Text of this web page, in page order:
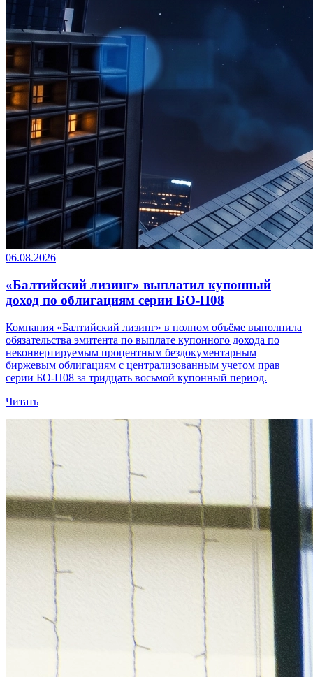
06.08.2026
«Балтийский лизинг» выплатил купонный
доход по облигациям серии БО-П08
Компания «Балтийский лизинг» в полном объёме выполнила
обязательства эмитента по выплате купонного дохода по
неконвертируемым процентным бездокументарным
биржевым облигациям с централизованным учетом прав
серии БО-П08 за тридцать восьмой купонный период.
Читать